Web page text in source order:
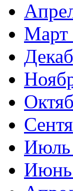
Март
Июль
Июнь